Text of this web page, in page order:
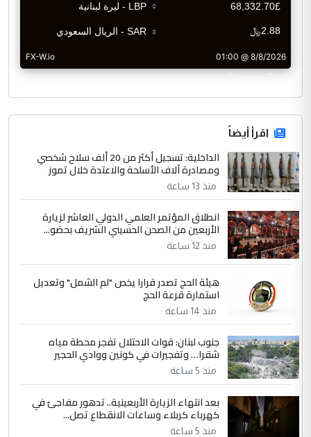
CurrencyRate
اقرأ أيضاً
الداخلية: تسجيل أكثر من 20 ألف سلاح شخصي
ومصادرة آلاف الأسلحة والاعتدة خلال تموز
منذ 13 ساعة
انطلاق المؤتمر العلمي الدولي العاشر لزيارة
الأربعين من الصحن الحسيني الشريف بحضو...
منذ 12 ساعة
هيئة الحج تصدر قرارا يخص "لم الشمل" وتعديل
استمارة قرعة الحج
منذ 14 ساعة
جنوب لبنان: قوات الاحتلال تفجر محطة مياه
شقرا… وتفجيرات في كونين ووادي الحجير
منذ 5 ساعة
بعد انتهاء الزيارة الأربعينية.. تدهور مفاجئ في
كهرباء كربلاء وساعات الانقطاع تصل...
منذ 5 ساعة